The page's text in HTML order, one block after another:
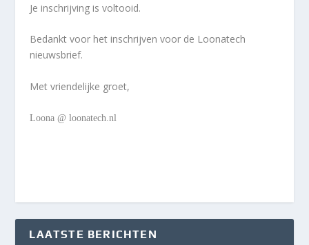
Je inschrijving is voltooid.
Bedankt voor het inschrijven voor de Loonatech
nieuwsbrief.
Met vriendelijke groet,
Loona @ loonatech.nl
LAATSTE BERICHTEN